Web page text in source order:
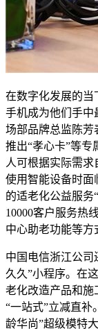
在数字化发展的当
手机成为他们手中
场部品牌总监陈芳
推出“孝心卡”等专
人可根据实际需
使用智能设备时面
的适老化公益服务
10000客户服务热
中心助老功能等方
中国电信浙江公司
久久”小程序。在
老化改造产品和施
“一站式”立减直补
龄华尚”超级模特